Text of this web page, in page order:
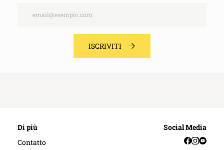
ISCRIVITI
Di più
Contatto
Social Media
Facebook